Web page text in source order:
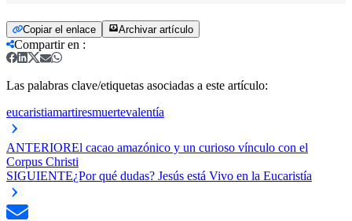
Copiar el enlace Archivar artículo
Compartir en :
Las palabras clave/etiquetas asociadas a este artículo:
eucaristiamartiresmuertevalentía
ANTERIOREl cacao amazónico y un curioso vínculo con el
Corpus Christi
SIGUIENTE¿Por qué dudas? Jesús está Vivo en la Eucaristía